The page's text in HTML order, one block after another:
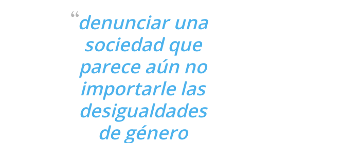
denunciar una
sociedad que
parece aún no
importarle las
desigualdades
de género